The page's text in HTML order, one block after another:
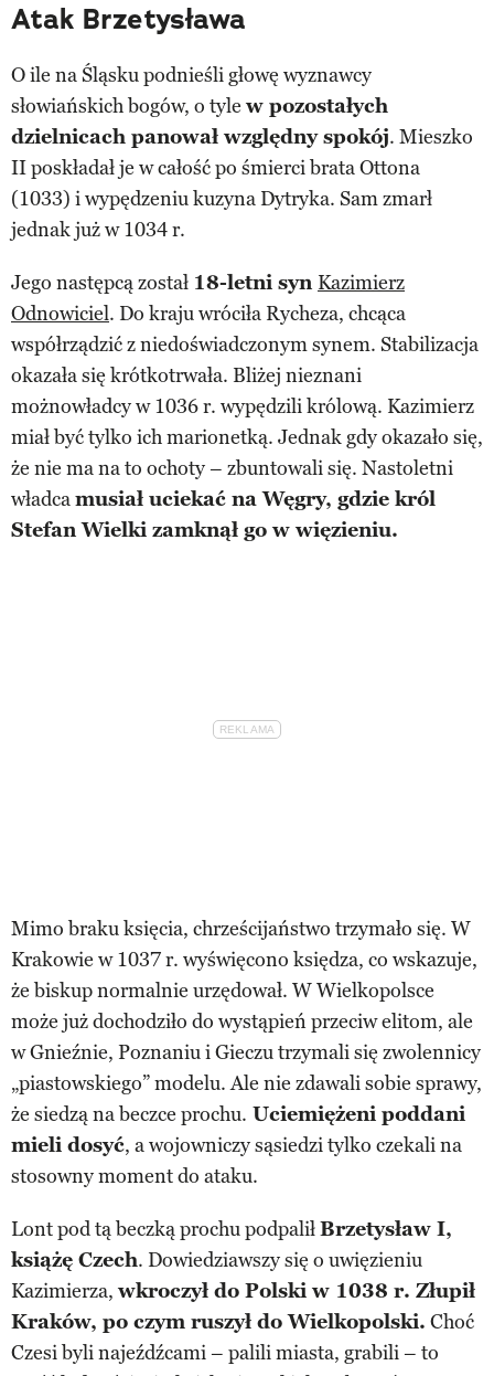
Atak Brzetysława
O ile na Śląsku podnieśli głowę wyznawcy
słowiańskich bogów, o tyle w pozostałych
dzielnicach panował względny spokój. Mieszko
II poskładał je w całość po śmierci brata Ottona
(1033) i wypędzeniu kuzyna Dytryka. Sam zmarł
jednak już w 1034 r.
Jego następcą został 18-letni syn Kazimierz
Odnowiciel. Do kraju wróciła Rycheza, chcąca
współrządzić z niedoświadczonym synem. Stabilizacja
okazała się krótkotrwała. Bliżej nieznani
możnowładcy w 1036 r. wypędzili królową. Kazimierz
miał być tylko ich marionetką. Jednak gdy okazało się,
że nie ma na to ochoty – zbuntowali się. Nastoletni
władcamusiał uciekać na Węgry, gdzie król
Stefan Wielki zamknął go w więzieniu.
Mimo braku księcia, chrześcijaństwo trzymało się. W
Krakowie w 1037 r. wyświęcono księdza, co wskazuje,
że biskup normalnie urzędował. W Wielkopolsce
może już dochodziło do wystąpień przeciw elitom, ale
w Gnieźnie, Poznaniu i Gieczu trzymali się zwolennicy
„piastowskiego” modelu. Ale nie zdawali sobie sprawy,
że siedzą na beczce prochu. Uciemiężeni poddani
mieli dosyć, a wojowniczy sąsiedzi tylko czekali na
stosowny moment do ataku.
Lont pod tą beczką prochu podpaliłBrzetysław I,
książę Czech. Dowiedziawszy się o uwięzieniu
Kazimierza, wkroczył do Polski w 1038 r. Złupił
Kraków, po czym ruszył do Wielkopolski. Choć
Czesi byli najeźdźcami – palili miasta, grabili – to